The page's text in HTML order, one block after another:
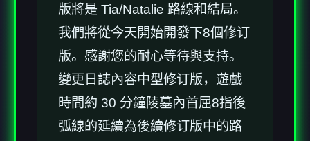
版將是 Tia/Natalie 路線和結局。
我們將從今天開始開發下8個修订
版。感謝您的耐心等待與支持。
變更日誌內容中型修订版，遊戲
時間約 30 分鐘陵墓內首屈8指後
弧線的延續為後續修订版中的路